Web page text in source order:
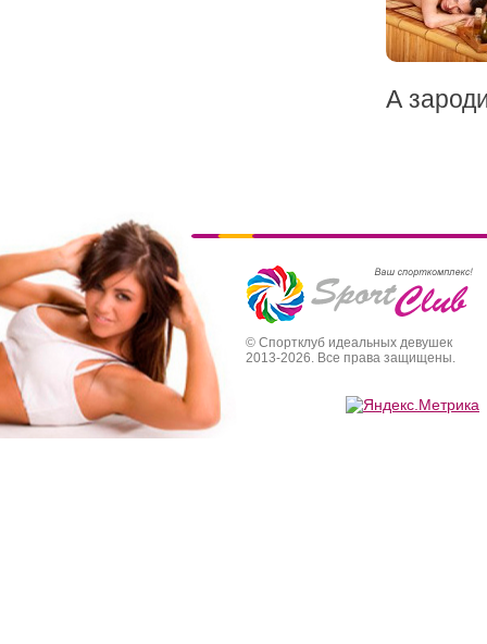
А
© Спортклуб идеальных девушек
2013-2026. Все права защищены.